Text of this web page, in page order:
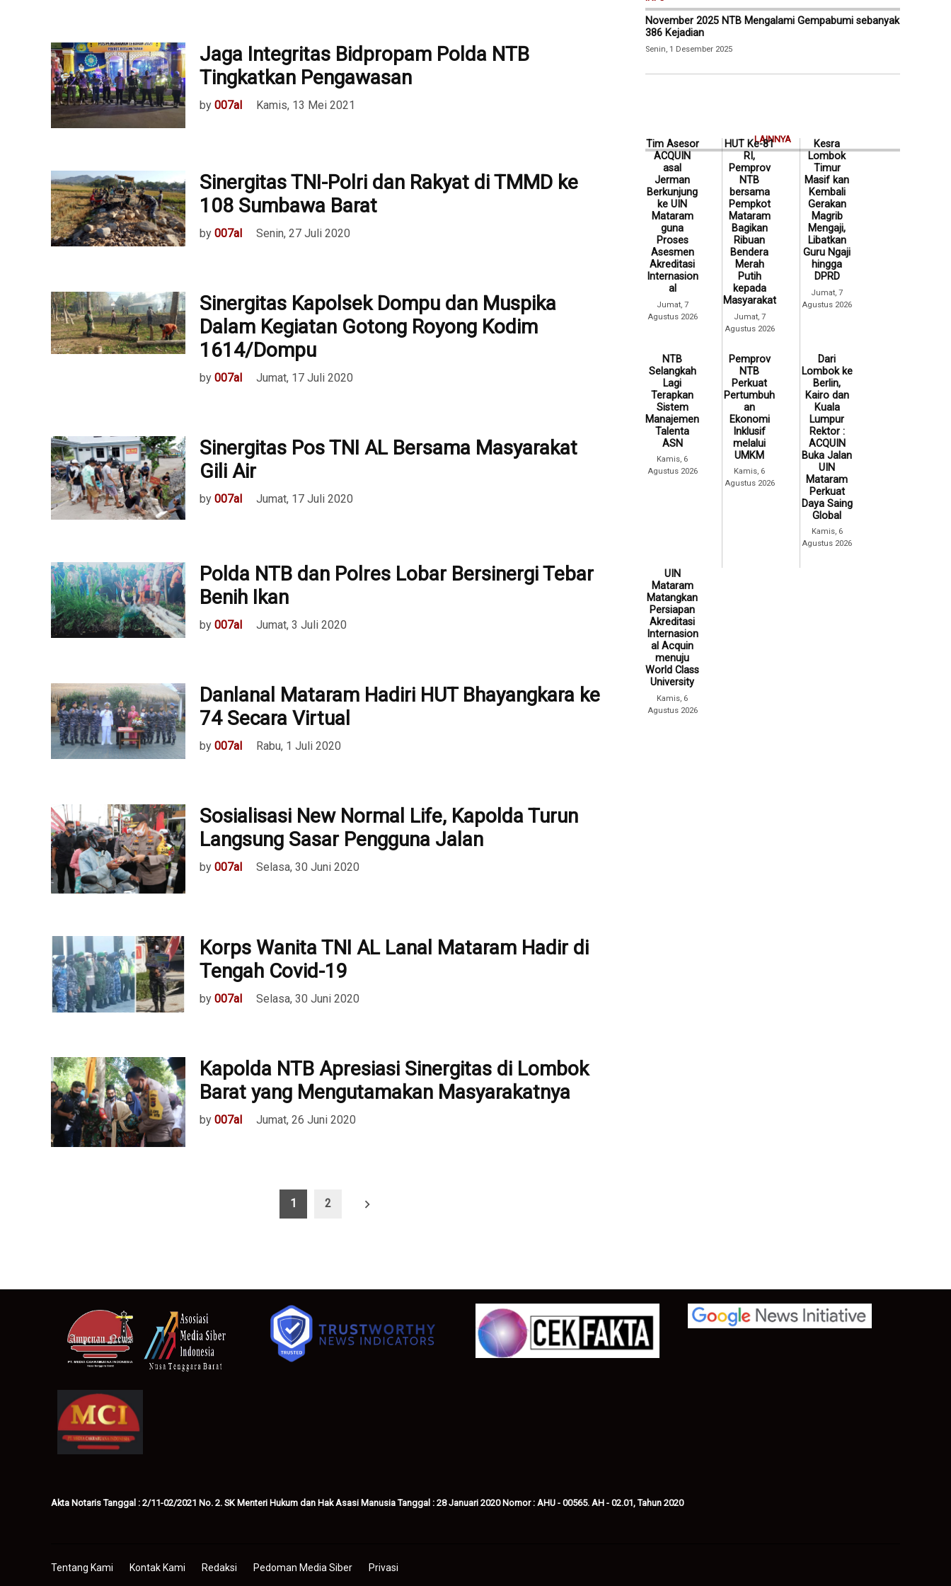
Jaga Integritas Bidpropam Polda NTB
Tingkatkan Pengawasan
by 007al Kamis, 13 Mei 2021
Sinergitas TNI-Polri dan Rakyat di TMMD ke
108 Sumbawa Barat
by 007al Senin, 27 Juli 2020
Sinergitas Kapolsek Dompu dan Muspika
Dalam Kegiatan Gotong Royong Kodim
1614/Dompu
by 007al Jumat, 17 Juli 2020
Sinergitas Pos TNI AL Bersama Masyarakat
Gili Air
by 007al Jumat, 17 Juli 2020
Polda NTB dan Polres Lobar Bersinergi Tebar
Benih Ikan
by 007al Jumat, 3 Juli 2020
Danlanal Mataram Hadiri HUT Bhayangkara ke
74 Secara Virtual
by 007al Rabu, 1 Juli 2020
Sosialisasi New Normal Life, Kapolda Turun
Langsung Sasar Pengguna Jalan
by 007al Selasa, 30 Juni 2020
Korps Wanita TNI AL Lanal Mataram Hadir di
Tengah Covid-19
by 007al Selasa, 30 Juni 2020
Kapolda NTB Apresiasi Sinergitas di Lombok
Barat yang Mengutamakan Masyarakatnya
by 007al Jumat, 26 Juni 2020
1 2
November 2025 NTB Mengalami Gempabumi sebanyak
386 Kejadian
Senin, 1 Desember 2025
LAINNYA
Tim Asesor
ACQUIN
asal
Jerman
Berkunjung
ke UIN
Mataram
guna
Proses
Asesmen
Akreditasi
Internasion
al
Jumat, 7
Agustus 2026
HUT Ke-81
RI,
Pemprov
NTB
bersama
Pempkot
Mataram
Bagikan
Ribuan
Bendera
Merah
Putih
kepada
Masyarakat
Jumat, 7
Agustus 2026
Kesra
Lombok
Timur
Masif kan
Kembali
Gerakan
Magrib
Mengaji,
Libatkan
Guru Ngaji
hingga
DPRD
Jumat, 7
Agustus 2026
NTB
Selangkah
Lagi
Terapkan
Sistem
Manajemen
Talenta
ASN
Kamis, 6
Agustus 2026
Pemprov
NTB
Perkuat
Pertumbuh
an
Ekonomi
Inklusif
melalui
UMKM
Kamis, 6
Agustus 2026
Dari
Lombok ke
Berlin,
Kairo dan
Kuala
Lumpur
Rektor :
ACQUIN
Buka Jalan
UIN
Mataram
Perkuat
Daya Saing
Global
Kamis, 6
Agustus 2026
UIN
Mataram
Matangkan
Persiapan
Akreditasi
Internasion
al Acquin
menuju
World Class
University
Kamis, 6
Agustus 2026
Akta Notaris Tanggal : 2/11-02/2021 No. 2. SK Menteri Hukum dan Hak Asasi Manusia Tanggal : 28 Januari 2020 Nomor : AHU - 00565. AH - 02.01, Tahun 2020
Tentang Kami Kontak Kami Redaksi Pedoman Media Siber Privasi